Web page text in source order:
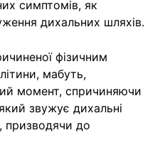
симптомів, як
дихальних шляхів.
фізичним
мабуть,
момент, спричиняючи
звужує дихальні
призводячи до